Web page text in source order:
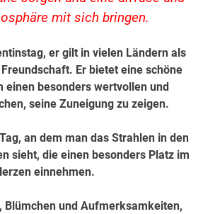
mit sich bringen.
er gilt in vielen Ländern als
Er bietet eine schöne
einen besonders wertvollen und
seine Zuneigung zu zeigen.
an dem man das Strahlen in den
sieht, die einen besonders Platz im
einnehmen.
Blümchen und Aufmerksamkeiten,